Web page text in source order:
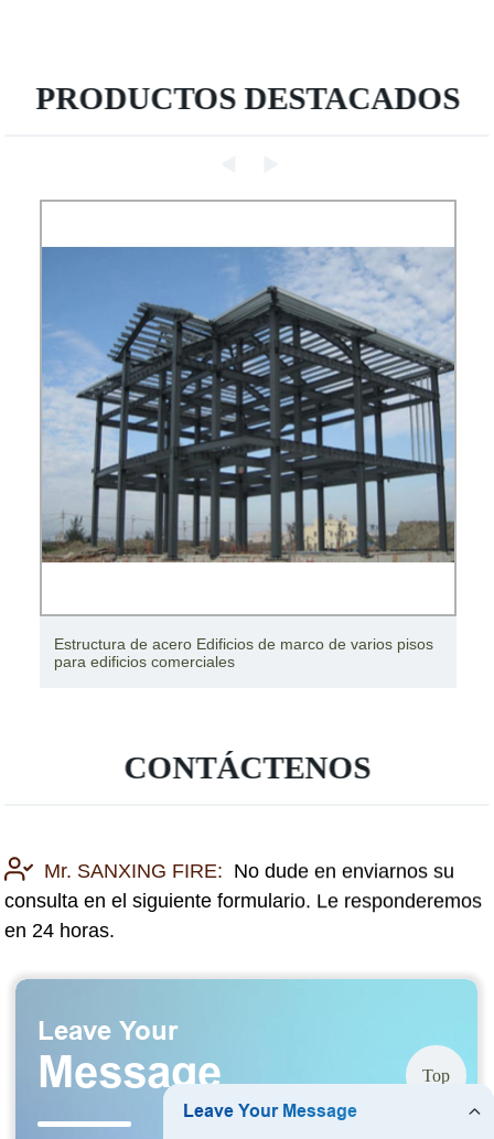
PRODUCTOS DESTACADOS
Estructura de acero Edificios de marco de varios pisos
para edificios comerciales
CONTÁCTENOS
Mr. SANXING FIRE: No dude en enviarnos su
consulta en el siguiente formulario. Le responderemos
en 24 horas.
Top